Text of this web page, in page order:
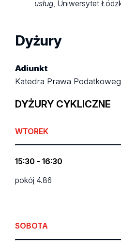
usług, Uniwersytet
Dyżury
Adiunkt
Katedra Prawa
DYŻURY CYKLICZNE
WTOREK
15:30 - 16:30
pokój 4.86
SOBOTA